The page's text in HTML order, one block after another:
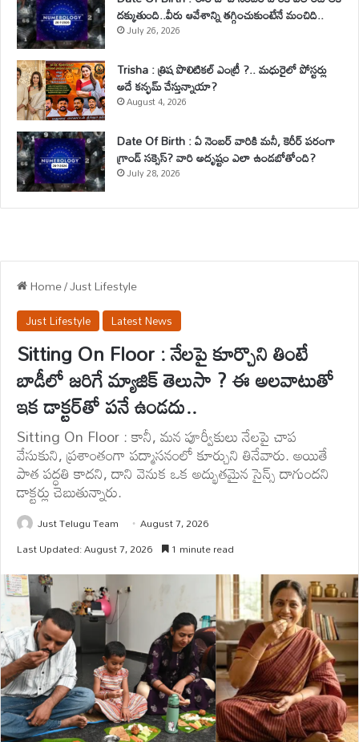
దక్కుతుంది..వీరు ఆవేశాన్ని తగ్గించుకుంటేనే మంచిది..
July 26, 2026
Trisha : త్రిష పొలిటికల్ ఎంట్రీ ?.. మధురైలో పోస్టర్లు
అదే కన్ఫమ్ చేస్తున్నాయా?
August 4, 2026
Date Of Birth : ఏ నెంబర్ వారికి మనీ, కెరీర్ పరంగా
గ్రాండ్ సక్సెస్? వారి అదృష్టం ఎలా ఉండబోతోంది?
July 28, 2026